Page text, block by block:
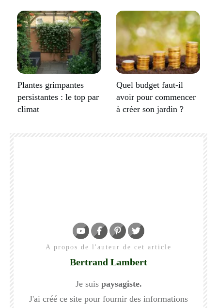
Plantes grimpantes
persistantes : le top par
climat
Quel budget faut-il
avoir pour commencer
à créer son jardin ?
A propos de l'auteur de cet article
Bertrand Lambert
Je suis paysagiste.
J'ai créé ce site pour fournir des informations